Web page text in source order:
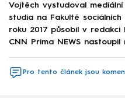
Vojtěch vystudoval
studia na Fakultě
roku 2017 působil v redakci
CNN Prima NEWS
Pro tento článek jsou